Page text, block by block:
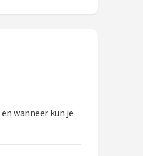
wanneer kun je